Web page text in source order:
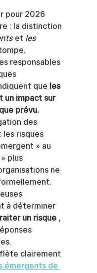
pour 2026
: la distinction
et les
responsables
que les
un impact sur
prévu.
des
les risques
» au
plus
ne
à déterminer
un risque ,
clairement
émergents de